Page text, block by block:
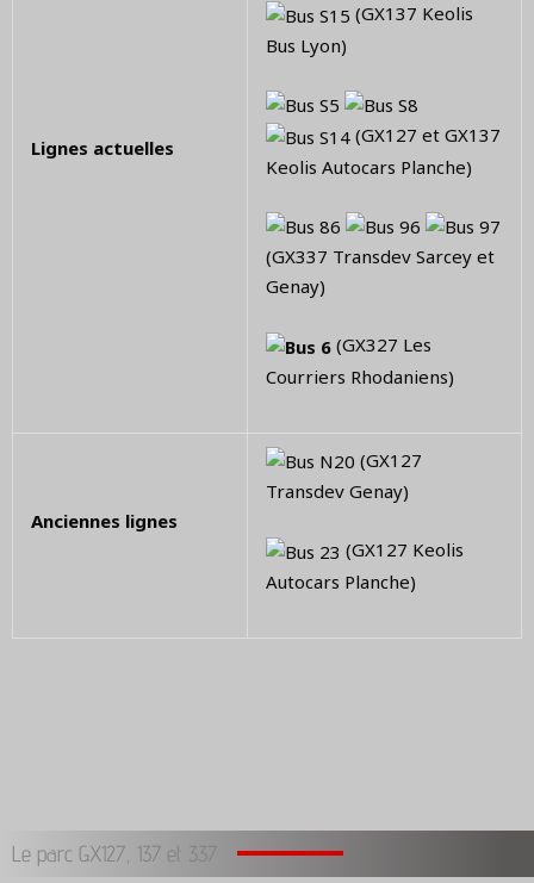
Lignes actuelles
(GX137 Keolis
Bus Lyon)
(GX127 et GX137
Keolis Autocars Planche)
(GX337 Transdev Sarcey et
Genay)
(GX327 Les
Courriers Rhodaniens)
Anciennes lignes
(GX127
Transdev Genay)
(GX127 Keolis
Autocars Planche)
Le parc GX127, 137 et 337